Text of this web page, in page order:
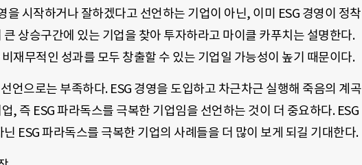
을 시작하거나 잘하겠다고 선언하는 기업이 아닌, 이미 ESG 경영이 정착
상승구간에 있는 기업을 찾아 투자하라고 마이클 카푸치는 설명한다.
재무적인 성과를 모두 창출할 수 있는 기업일 가능성이 높기 때문이다.
언으로는 부족하다. ESG 경영을 도입하고 차근차근 실행해 죽음의 계곡
, 즉 ESG 파라독스를 극복한 기업임을 선언하는 것이 더 중요하다. ESG
ESG 파라독스를 극복한 기업의 사례들을 더 많이 보게 되길 기대한다.